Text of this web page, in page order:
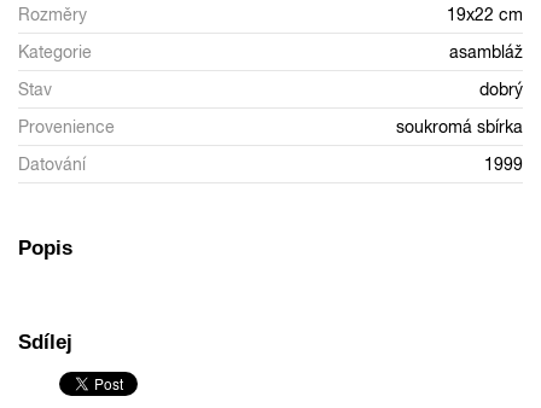
Rozměry
19x22 cm
Kategorie
asambláž
Stav
dobrý
Provenience
soukromá sbírka
Datování
1999
Popis
Sdílej